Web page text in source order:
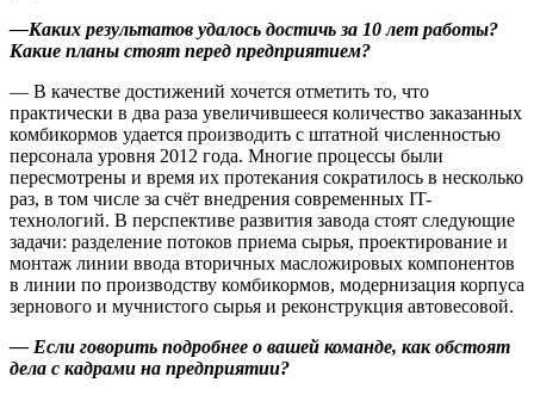
—Каких результатов удалось достичь за 10 лет работы?
Какие планы стоят перед предприятием?
— В качестве достижений хочется отметить то, что
практически в два раза увеличившееся количество заказанных
комбикормов удается производить с штатной численностью
персонала уровня 2012 года. Многие процессы были
пересмотрены и время их протекания сократилось в несколько
раз, в том числе за счёт внедрения современных IT-
технологий. В перспективе развития завода стоят следующие
задачи: разделение потоков приема сырья, проектирование и
монтаж линии ввода вторичных масложировых компонентов
в линии по производству комбикормов, модернизация корпуса
зернового и мучнистого сырья и реконструкция автовесовой.
— Если говорить подробнее о вашей команде, как обстоят
дела с кадрами на предприятии?